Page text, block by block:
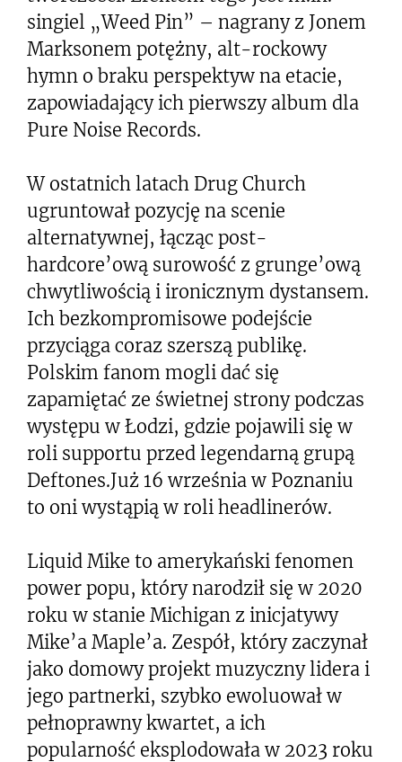
singiel „Weed Pin” – nagrany z Jonem
Marksonem potężny, alt-rockowy
hymn o braku perspektyw na etacie,
zapowiadający ich pierwszy album dla
Pure Noise Records.
W ostatnich latach Drug Church
ugruntował pozycję na scenie
alternatywnej, łącząc post-
hardcore’ową surowość z grunge’ową
chwytliwością i ironicznym dystansem.
Ich bezkompromisowe podejście
przyciąga coraz szerszą publikę.
Polskim fanom mogli dać się
zapamiętać ze świetnej strony podczas
występu w Łodzi, gdzie pojawili się w
roli supportu przed legendarną grupą
Deftones.Już 16 września w Poznaniu
to oni wystąpią w roli headlinerów.
Liquid Mike to amerykański fenomen
power popu, który narodził się w 2020
roku w stanie Michigan z inicjatywy
Mike’a Maple’a. Zespół, który zaczynał
jako domowy projekt muzyczny lidera i
jego partnerki, szybko ewoluował w
pełnoprawny kwartet, a ich
popularność eksplodowała w 2023 roku